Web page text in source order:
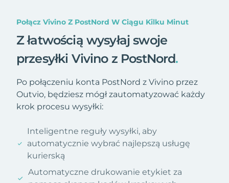
Połącz Vivino Z PostNord W Ciągu Kilku Minut
Z łatwością wysyłaj swoje
przesyłki Vivino z PostNord.
Po połączeniu konta PostNord z Vivino przez
Outvio, będziesz mógł zautomatyzować każdy
krok procesu wysyłki:
Inteligentne reguły wysyłki, aby
automatycznie wybrać najlepszą usługę
kurierską
Automatyczne drukowanie etykiet za